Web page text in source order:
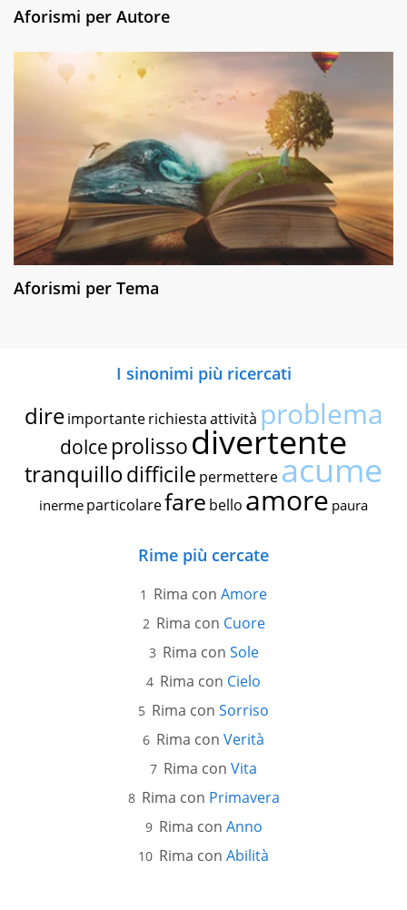
Aforismi per Autore
Aforismi per Tema
I sinonimi più ricercati
dire importante richiestaattività problema
dolce prolissodivertente
tranquillodifficile permettereacume
inerme particolarefare bello amore paura
Rime più cercate
Rima con Amore
Rima con Cuore
Rima con Sole
Rima con Cielo
Rima con Sorriso
Rima con Verità
Rima con Vita
Rima con Primavera
Rima con Anno
Rima con Abilità